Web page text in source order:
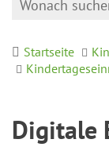
Startseite
Digitale